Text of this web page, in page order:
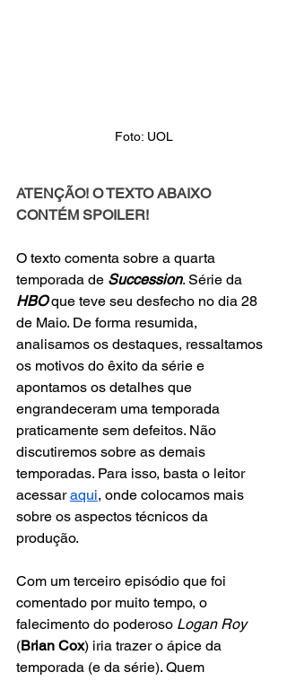
Foto: UOL
ATENÇÃO! O TEXTO ABAIXO
CONTÉM SPOILER!
O texto comenta sobre a quarta
temporada de Succession. Série da
HBO que teve seu desfecho no dia 28
de Maio. De forma resumida,
analisamos os destaques, ressaltamos
os motivos do êxito da série e
apontamos os detalhes que
engrandeceram uma temporada
praticamente sem defeitos. Não
discutiremos sobre as demais
temporadas. Para isso, basta o leitor
acessar aqui, onde colocamos mais
sobre os aspectos técnicos da
produção.
Com um terceiro episódio que foi
comentado por muito tempo, o
falecimento do poderoso Logan Roy
(Brian Cox) iria trazer o ápice da
temporada (e da série). Quem